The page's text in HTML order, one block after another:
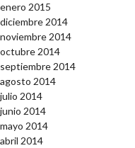
enero 2015
diciembre 2014
noviembre 2014
octubre 2014
septiembre 2014
agosto 2014
julio 2014
junio 2014
mayo 2014
abril 2014